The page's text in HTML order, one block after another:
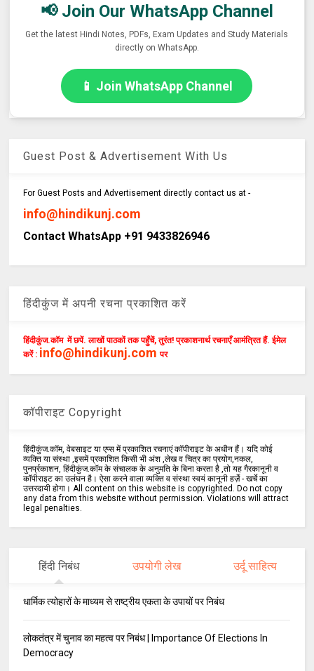
📢 Join Our WhatsApp Channel
Get the latest Hindi Notes, PDFs, Exam Updates and Study Materials
directly on WhatsApp.
📱 Join WhatsApp Channel
Guest Post & Advertisement With Us
For Guest Posts and Advertisement directly contact us at -
info@hindikunj.com
Contact WhatsApp +91 9433826946
हिंदीकुंज में अपनी रचना प्रकाशित करें
हिंदीकुंज.कॉम में छपें. लाखों पाठकों तक पहुँचें, तुरंत! प्रकाशनार्थ रचनाएँ आमंत्रित हैं. ईमेल
करें : info@hindikunj.com पर
कॉपीराइट Copyright
हिंदीकुंज.कॉम, वेबसाइट या एप्स में प्रकाशित रचनाएं कॉपीराइट के अधीन हैं। यदि कोई
व्यक्ति या संस्था ,इसमें प्रकाशित किसी भी अंश ,लेख व चित्र का प्रयोग,नकल,
पुनर्प्रकाशन, हिंदीकुंज.कॉम के संचालक के अनुमति के बिना करता है ,तो यह गैरकानूनी व
कॉपीराइट का उलंघन है। ऐसा करने वाला व्यक्ति व संस्था स्वयं कानूनी हर्ज़े - खर्चे का
उत्तरदायी होगा। All content on this website is copyrighted. Do not copy
any data from this website without permission. Violations will attract
legal penalties.
हिंदी निबंध उपयोगी लेख उर्दू साहित्य
धार्मिक त्योहारों के माध्यम से राष्ट्रीय एकता के उपायों पर निबंध
लोकतंत्र में चुनाव का महत्व पर निबंध | Importance Of Elections In
Democracy